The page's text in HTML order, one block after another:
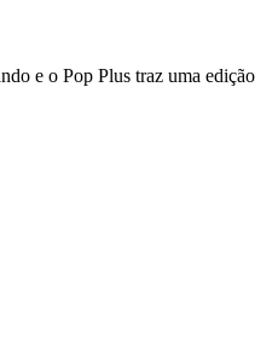
e o Pop Plus traz uma edição